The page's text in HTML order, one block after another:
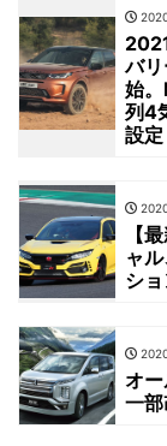
バ
始
列4
設定
【
ャ
シ
オ
一